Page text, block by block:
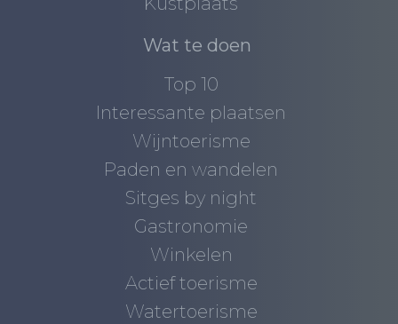
Wat te doen
Top 10
Interessante plaatsen
Wijntoerisme
Paden en wandelen
Sitges by night
Gastronomie
Winkelen
Actief toerisme
Watertoerisme